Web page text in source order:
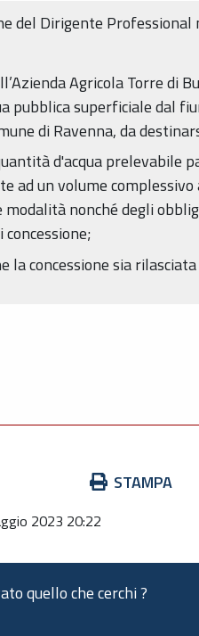
del Dirigente
Agricola Torre di
pubblica superficiale dal
di Ravenna, da
d'acqua prelevabile
ad un volume
nonché degli
la concessione sia
STAMPA
2023 20:22
quello che cerchi ?